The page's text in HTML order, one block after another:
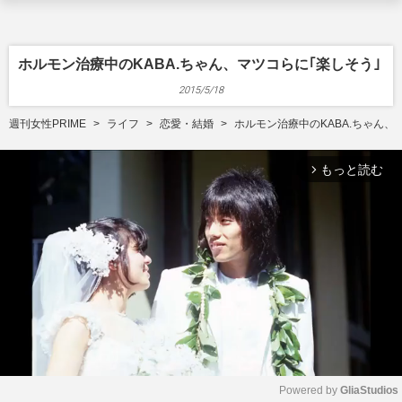
ホルモン治療中のKABA.ちゃん、マツコらに｢楽しそう｣
2015/5/18
週刊女性PRIME ライフ 恋愛・結婚 ホルモン治療中のKABA.ちゃん、
arrow_forward_ios もっと読む
Powered by GliaStudios